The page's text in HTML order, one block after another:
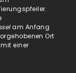
am Anfang
Ort
einer